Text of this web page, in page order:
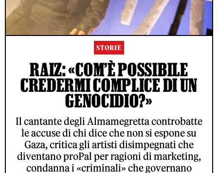
STORIE
RAIZ: «COM’È POSSIBILE
CREDERMI COMPLICE DI UN
GENOCIDIO?»
Il cantante degli Almamegretta controbatte
le accuse di chi dice che non si espone su
Gaza, critica gli artisti disimpegnati che
diventano proPal per ragioni di marketing,
condanna i «criminali» che governano